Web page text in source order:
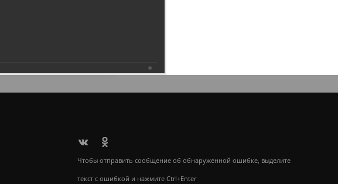
Чтобы отправить сообщение об обнаруженной ошибке, выделите
текст с ошибкой и нажмите Ctrl+Enter